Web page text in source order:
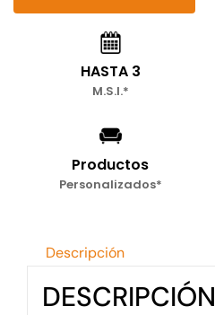
HASTA 3
M.S.I.*
Productos
Personalizados*
Descripción
DESCRIPCIÓN